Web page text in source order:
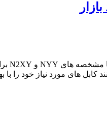
کابل های مورد نیاز خود را با